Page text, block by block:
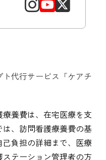
代行サービス「ケアチ
養費は、在宅医療を支
、訪問看護療養費の基
負担の詳細まで、医療
テーション管理者の方